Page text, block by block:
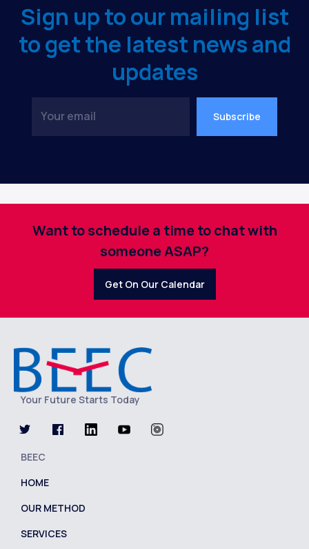
Sign up to our mailing list
to get the latest news and
updates
Want to schedule a time to chat with
someone ASAP?
Get On Our Calendar
Your Future Starts Today
BEEC
HOME
OUR METHOD
SERVICES